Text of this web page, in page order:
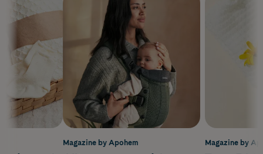
Magazine by
Magazine by Apohem